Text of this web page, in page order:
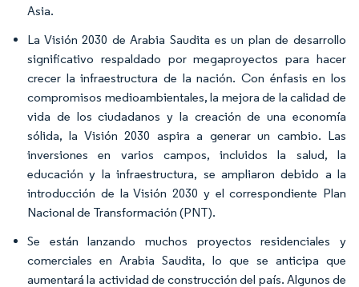
Asia.
La Visión 2030 de Arabia Saudita es un plan de desarrollo
significativo respaldado por megaproyectos para hacer
crecer la infraestructura de la nación. Con énfasis en los
compromisos medioambientales, la mejora de la calidad de
vida de los ciudadanos y la creación de una economía
sólida, la Visión 2030 aspira a generar un cambio. Las
inversiones en varios campos, incluidos la salud, la
educación y la infraestructura, se ampliaron debido a la
introducción de la Visión 2030 y el correspondiente Plan
Nacional de Transformación (PNT).
Se están lanzando muchos proyectos residenciales y
comerciales en Arabia Saudita, lo que se anticipa que
aumentará la actividad de construcción del país. Algunos de